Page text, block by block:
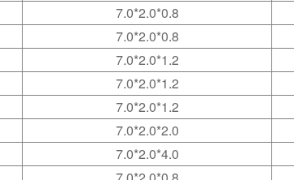
7.0*2.0*0.8
7.0*2.0*0.8
7.0*2.0*1.2
7.0*2.0*1.2
7.0*2.0*1.2
7.0*2.0*2.0
7.0*2.0*4.0